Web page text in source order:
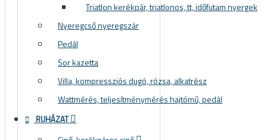
Triatlon kerékpár, triatlonos, tt, időfutam nyergek
Nyeregcső nyeregszár
Pedál
Sor kazetta
Villa, kompressziós dugó, rózsa, alkatrész
Wattmérés, teljesítménymérés hajtómű, pedál
RUHÁZAT